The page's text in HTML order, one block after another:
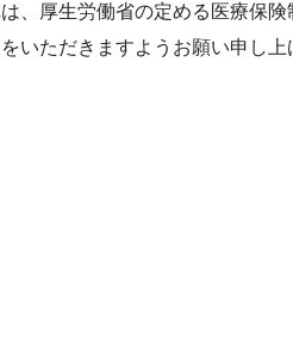
、厚生労働省の定める医療保険
いただきますようお願い申し上